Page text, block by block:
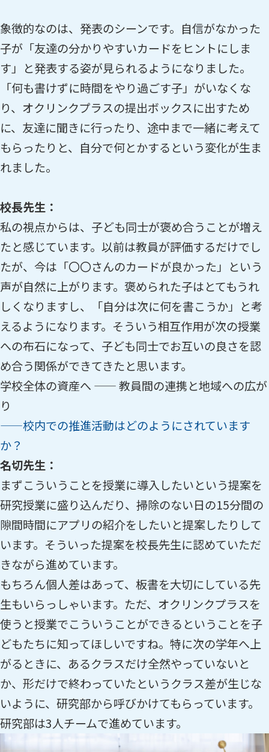
象徴的なのは、発表のシーンです。自信がなかった
子が「友達の分かりやすいカードをヒントにしま
す」と発表する姿が見られるようになりました。
「何も書けずに時間をやり過ごす子」がいなくな
り、オクリンクプラスの提出ボックスに出すため
に、友達に聞きに行ったり、途中まで一緒に考えて
もらったりと、自分で何とかするという変化が生ま
れました。
校長先生：
私の視点からは、子ども同士が褒め合うことが増え
たと感じています。以前は教員が評価するだけでし
たが、今は「〇〇さんのカードが良かった」という
声が自然に上がります。褒められた子はとてもうれ
しくなりますし、「自分は次に何を書こうか」と考
えるようになります。そういう相互作用が次の授業
への布石になって、子ども同士でお互いの良さを認
め合う関係ができてきたと思います。
学校全体の資産へ —— 教員間の連携と地域への広が
り
——校内での推進活動はどのようにされています
か？
名切先生：
まずこういうことを授業に導入したいという提案を
研究授業に盛り込んだり、掃除のない日の15分間の
隙間時間にアプリの紹介をしたいと提案したりして
います。そういった提案を校長先生に認めていただ
きながら進めています。
もちろん個人差はあって、板書を大切にしている先
生もいらっしゃいます。ただ、オクリンクプラスを
使うと授業でこういうことができるということを子
どもたちに知ってほしいですね。特に次の学年へ上
がるときに、あるクラスだけ全然やっていないと
か、形だけで終わっていたというクラス差が生じな
いように、研究部から呼びかけてもらっています。
研究部は3人チームで進めています。